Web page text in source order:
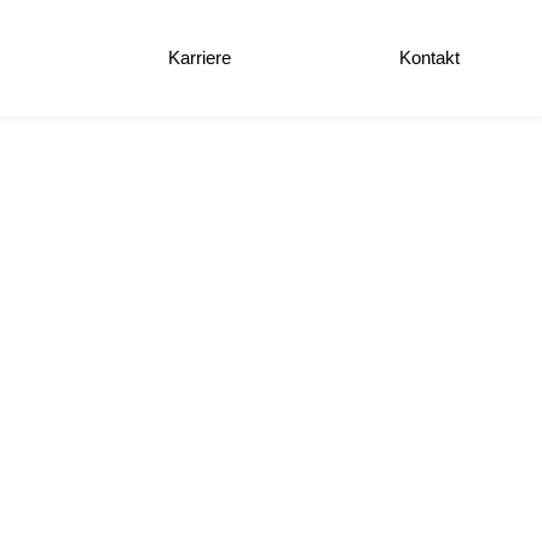
Karriere Kontakt